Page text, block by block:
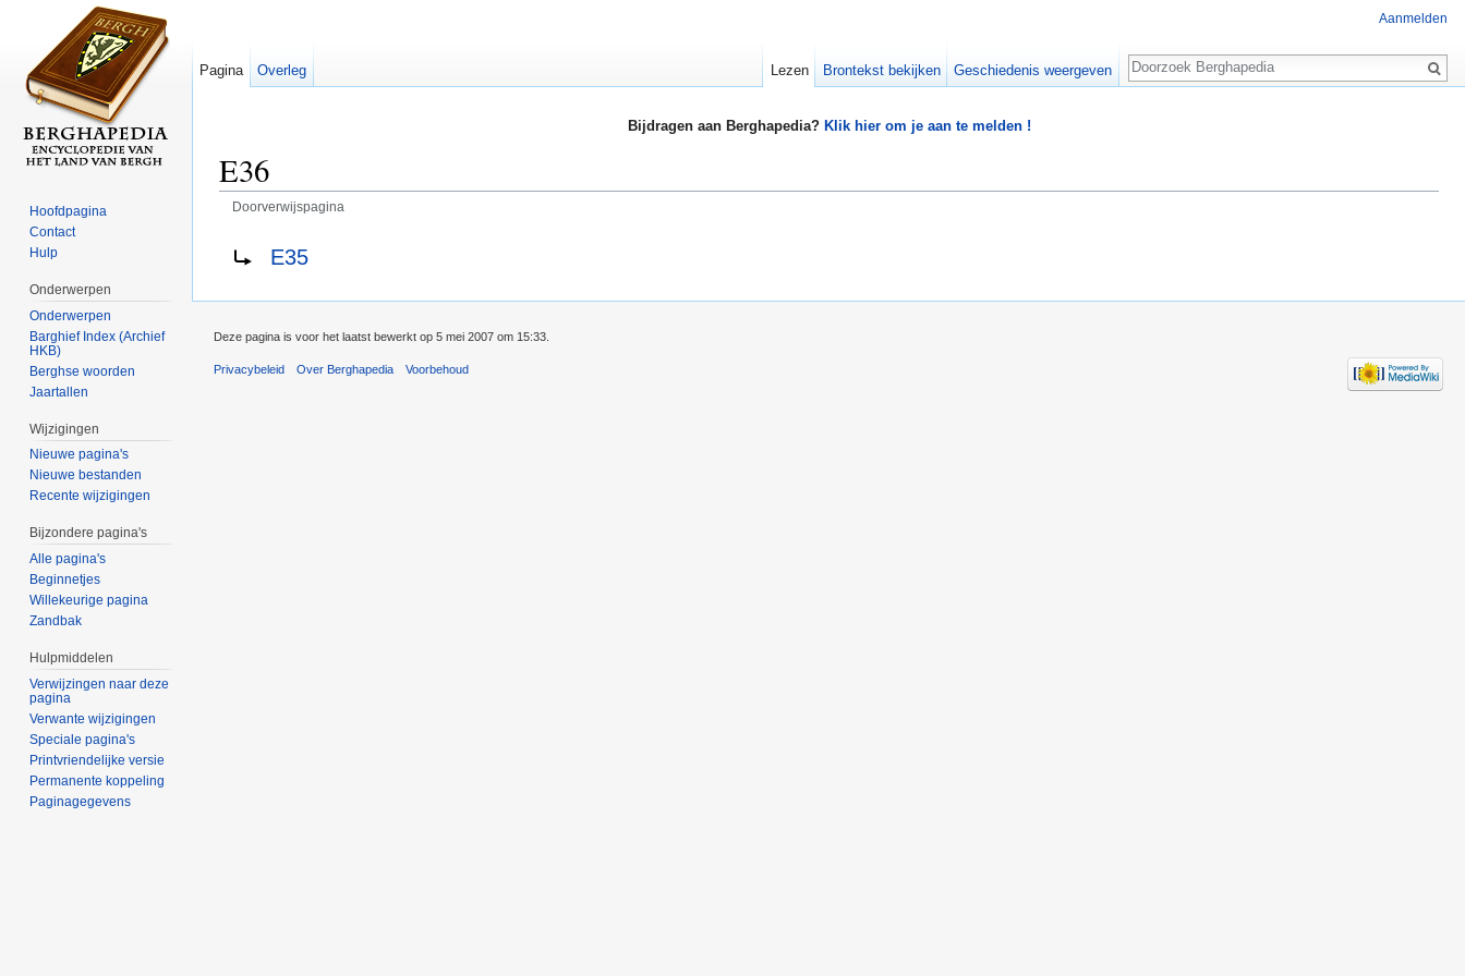
Bijdragen aan Berghapedia? Klik hier om je aan te melden !
E36
Doorverwijspagina
E35
Aanmelden
Pagina Overleg Lezen Brontekst bekijken Geschiedenis weergeven
Zoeken
Hoofdpagina
Contact
Hulp
Onderwerpen
Onderwerpen
Barghief Index (Archief
HKB)
Berghse woorden
Jaartallen
Wijzigingen
Nieuwe pagina's
Nieuwe bestanden
Recente wijzigingen
Bijzondere pagina's
Alle pagina's
Beginnetjes
Willekeurige pagina
Zandbak
Hulpmiddelen
Verwijzingen naar deze
pagina
Verwante wijzigingen
Speciale pagina's
Printvriendelijke versie
Permanente koppeling
Paginagegevens
Deze pagina is voor het laatst bewerkt op 5 mei 2007 om 15:33.
Privacybeleid Over Berghapedia Voorbehoud